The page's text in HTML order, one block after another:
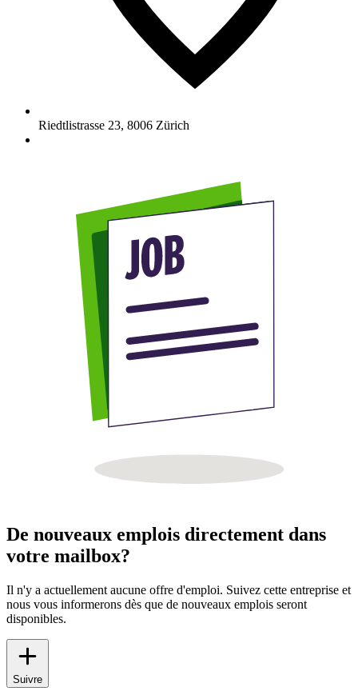
Riedtlistrasse 23, 8006 Zürich
De nouveaux emplois directement dans
votre mailbox?
Il n'y a actuellement aucune offre d'emploi. Suivez cette entreprise et
nous vous informerons dès que de nouveaux emplois seront
disponibles.
Suivre